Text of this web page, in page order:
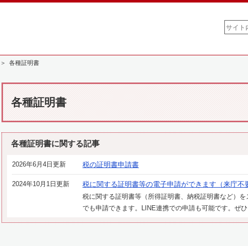
＞ 各種証明書
各種証明書
各種証明書に関する記事
2026年6月4日更新 税の証明書申請書
2024年10月1日更新 税に関する証明書等の電子申請ができます（来庁不
税に関する証明書等（所得証明書、納税証明書など）
でも申請できます。LINE連携での申請も可能です。ぜ